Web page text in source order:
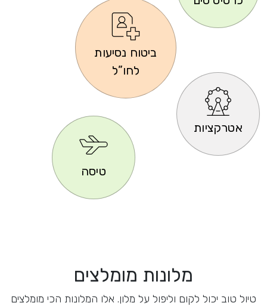
ביטוח נסיעות
לחו”ל
אטרקציות
טיסה
מלונות מומלצים
טיול טוב יכול לקום וליפול על מלון. אלו המלונות הכי מומלצים